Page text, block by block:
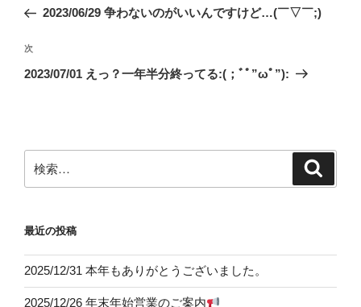
ナ
ビ
ゲ
ン
の
稿
2023/06/29 争わないのがいいんですけど…(￣▽￣;)
次
の
次
2023/07/01 えっ？一年半分終ってる:(；ﾞﾟ”ωﾟ”):
索:
最近の投稿
2025/12/31 本年もありがとうございました。
2025/12/26 年末年始営業のご案内